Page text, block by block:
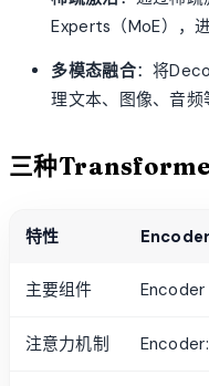
Experts（MoE），
多模态融合：将
理文本、图像、音频
三种
特性
主要组件
注意力机制